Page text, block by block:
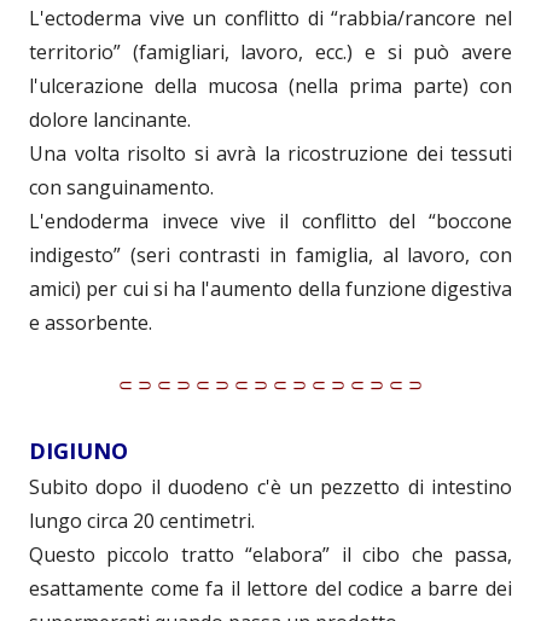
L'ectoderma vive un conflitto di “rabbia/rancore nel
territorio” (famigliari, lavoro, ecc.) e si può avere
l'ulcerazione della mucosa (nella prima parte) con
dolore lancinante.
Una volta risolto si avrà la ricostruzione dei tessuti
con sanguinamento.
L'endoderma invece vive il conflitto del “boccone
indigesto” (seri contrasti in famiglia, al lavoro, con
amici) per cui si ha l'aumento della funzione digestiva
e assorbente.
⸦⸧⸦⸧⸦⸧⸦⸧⸦⸧⸦⸧⸦⸧⸦⸧
DIGIUNO
Subito dopo il duodeno c'è un pezzetto di intestino
lungo circa 20 centimetri.
Questo piccolo tratto “elabora” il cibo che passa,
esattamente come fa il lettore del codice a barre dei